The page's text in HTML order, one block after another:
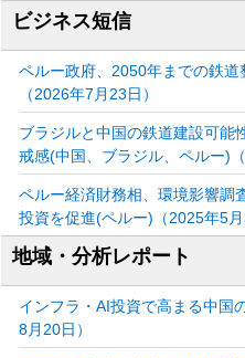
ビジネス短信
ペルー政府、2050年までの鉄
（2026年7月23日）
ブラジルと中国の鉄道建設可能
戒感(中国、ブラジル、ペルー)
ペルー経済財務相、環境影響調
投資を促進(ペルー)（2025年5月
地域・分析レポート
インフラ・AI投資で高まる中国
8月20日）